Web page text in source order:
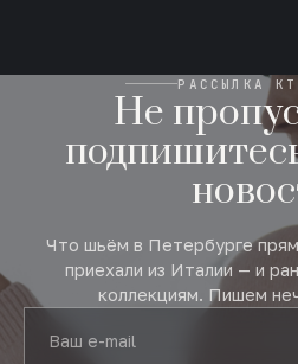
РАССЫЛКА
Не
Что шьём в Петербурге
приехали из Италии — и
коллекциям. Пишем